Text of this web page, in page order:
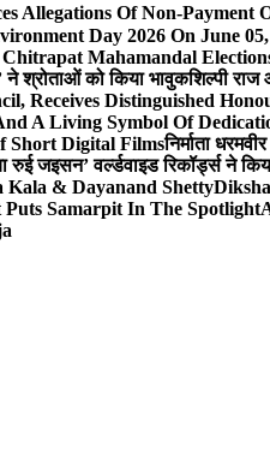
Allegations Of Non-
Day 2026 On June
Mahamandal
ने श्रोताओं को किया भावुकशिल्पी राज
Receives Distinguished
A Living Symbol Of
Short Digital Filmsनिर्माता
रुई जइसन’ वर्ल्डवाइड रिकॉर्ड्स ने
& Dayanand Shetty
Puts Samarpit In The Spotlight